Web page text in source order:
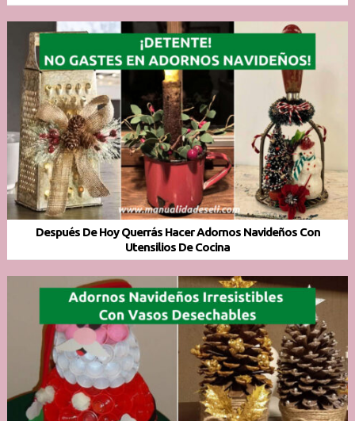
Después De Hoy Querrás Hacer Adornos Navideños Con
Utensilios De Cocina